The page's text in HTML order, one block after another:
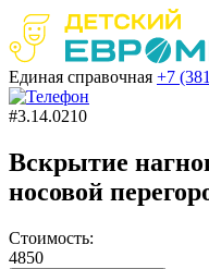
Единая справочная +7
#3.14.0210
Вскрытие
носовой
Стоимость:
4850